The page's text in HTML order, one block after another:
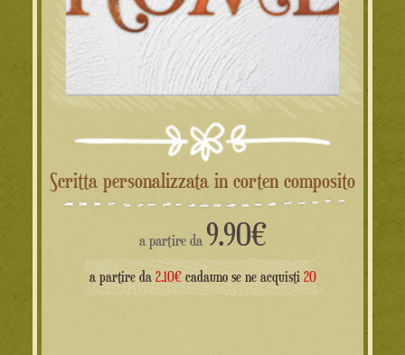
Scritta personalizzata in corten composito
a partire da 9.90€
a partire da 2.10€cadauno se ne acquisti 20